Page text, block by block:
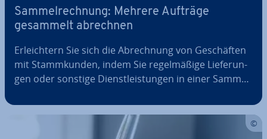
Sam­mel­rech­nung: Mehrere Aufträge
gesammelt abrechnen
Er­leich­tern Sie sich die Ab­rech­nung von Ge­schäf­ten
mit Stamm­kun­den, indem Sie re­gel­mä­ßi­ge Lie­fe­run­
gen oder sonstige Dienst­leis­tun­gen in einer Sam­mel­
rech­nung dieser Art er­leich­tert die Buch­füh­rung und
spart Zeit und Kosten. Welche…